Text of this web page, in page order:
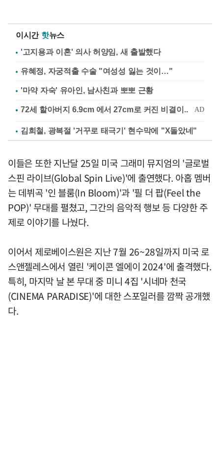
이시간 핫뉴스
'고지용과 이혼' 의사 허양임, 새 출발했다
유혜정, 자궁적출 수술 "여성성 잃는 것이…"
'마약 자숙' 유아인, 남사친과 뽀뽀 근황
김희철, 광복절 '거꾸로 태극기' 현수막에 "X돌았네"
이들은 또한 지난달 25일 미국 그래미 뮤지엄의 '글로벌
스핀 라이브(Global Spin Live)'에 출연했다. 아홉 멤버
는 데뷔곡 '인 블룸(In Bloom)'과 '필 더 팝(Feel the
POP)' 무대를 펼쳤고, 그간의 음악적 행보 등 다양한 주
제로 이야기를 나눴다.
이어서 제로베이스원은 지난 7월 26~28일까지 미국 로
스앤젤레스에서 열린 '케이콘 엘에이 2024'에 출격했다.
특히, 마지막 날 본 무대 중 미니 4집 '시네마 천국
(CINEMA PARADISE)'에 대한 스포일러를 깜짝 공개했
다.